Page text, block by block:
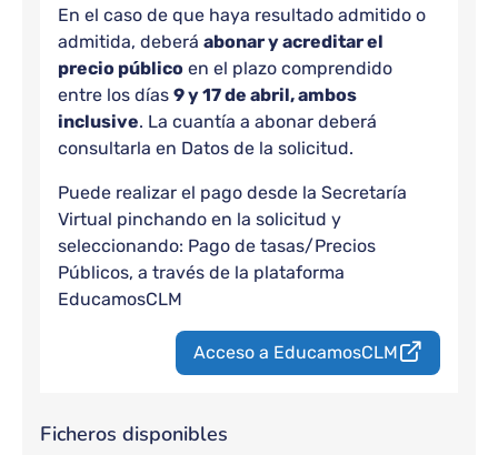
En el caso de que haya resultado admitido o
admitida, deberá abonar y acreditar el
precio público en el plazo comprendido
entre los días 9 y 17 de abril, ambos
inclusive. La cuantía a abonar deberá
consultarla en Datos de la solicitud.
Puede realizar el pago desde la Secretaría
Virtual pinchando en la solicitud y
seleccionando: Pago de tasas/Precios
Públicos, a través de la plataforma
EducamosCLM
Acceso a EducamosCLM
Ficheros disponibles